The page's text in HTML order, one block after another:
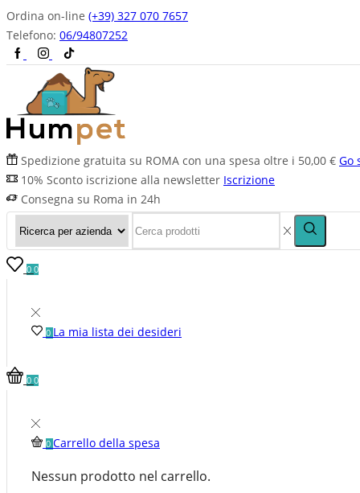
Ordina on-line (+39) 327 070 7657
Telefono: 06/94807252
Spedizione gratuita su ROMA con una spesa oltre i 50,00 € Go
10% Sconto iscrizione alla newsletter Iscrizione
Consegna su Roma in 24h
0 0
0 La mia lista dei desideri
0 0
0 Carrello della spesa
Nessun prodotto nel carrello.